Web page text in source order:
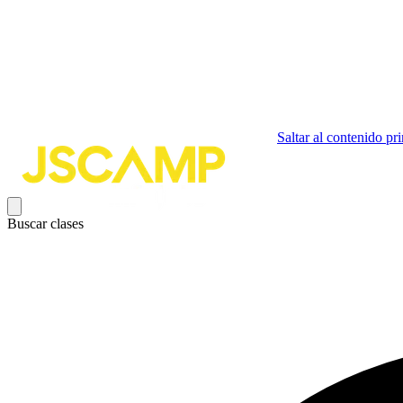
Saltar al contenido
Buscar clases